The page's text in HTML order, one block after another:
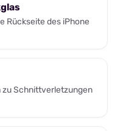
Rückseite des iPhone
zu Schnittverletzungen